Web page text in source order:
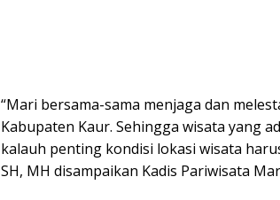
“Mari bersama-sama menjaga dan
Kabupaten Kaur. Sehingga wisata yang
kalauh penting kondisi lokasi wisata
SH, MH disampaikan Kadis Pariwisata